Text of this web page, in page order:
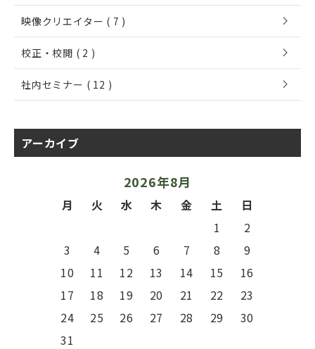
映像クリエイター ( 7 ) chevron_right
校正・校閲 ( 2 ) chevron_right
社内セミナー ( 12 ) chevron_right
アーカイブ
2026年8月
月 火 水 木 金 土
日
1
2
3
4 5 6 7 8
9
10
11 12 13 14 15
16
17
18 19 20 21 22
23
24
25 26 27 28 29
30
31